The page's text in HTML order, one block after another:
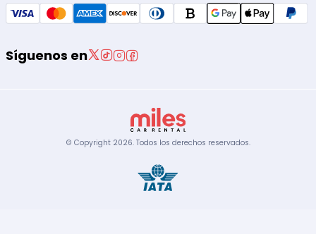
Síguenos en
© Copyright 2026. Todos los derechos reservados.